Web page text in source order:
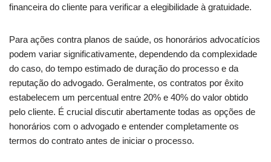
financeira do cliente para verificar a elegibilidade à gratuidade.
Para ações contra planos de saúde, os honorários advocatícios
podem variar significativamente, dependendo da complexidade
do caso, do tempo estimado de duração do processo e da
reputação do advogado. Geralmente, os contratos por êxito
estabelecem um percentual entre 20% e 40% do valor obtido
pelo cliente. É crucial discutir abertamente todas as opções de
honorários com o advogado e entender completamente os
termos do contrato antes de iniciar o processo.